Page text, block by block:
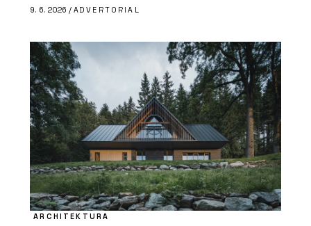
9. 6. 2026 / ADVERTORIAL
ARCHITEKTURA